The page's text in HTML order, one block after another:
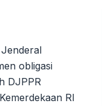
obligasi
DJPPR
RI